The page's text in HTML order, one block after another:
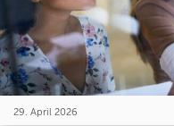
29. April 2026